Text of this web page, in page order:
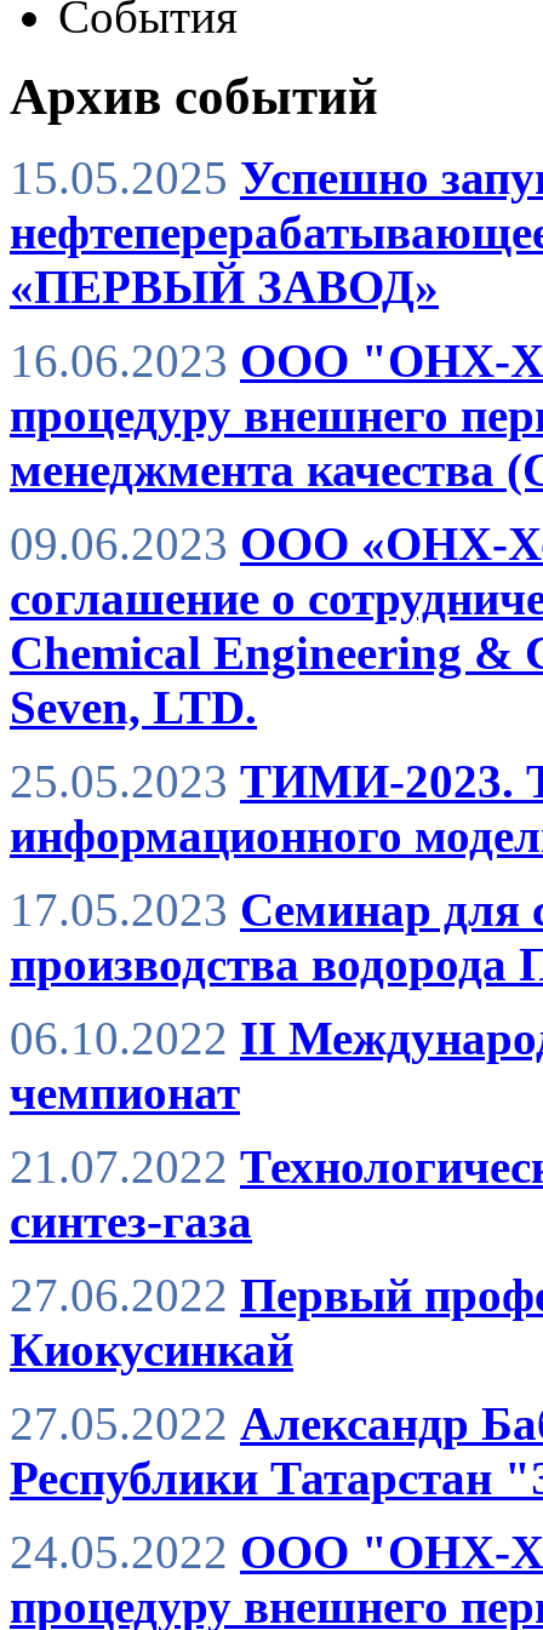
События
Архив событий
15.05.2025 Успешно
«ПЕРВЫЙ ЗАВОД»
16.06.2023 ООО "ОНХ-
процедуру внешнего
менеджмента качества
09.06.2023 ООО «ОНХ-
соглашение о
Chemical Engineering &
Seven, LTD.
25.05.2023 ТИМИ-2023.
информационного
17.05.2023 Семинар для
производства
06.10.2022 II
чемпионат
21.07.2022
синтез-газа
27.06.2022 Первый
Киокусинкай
27.05.2022 Александр
Республики Татарстан
24.05.2022 ООО "ОНХ-
процедуру внешнего